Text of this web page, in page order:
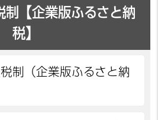
制【企業版ふるさと納
税】
制（企業版ふるさと納